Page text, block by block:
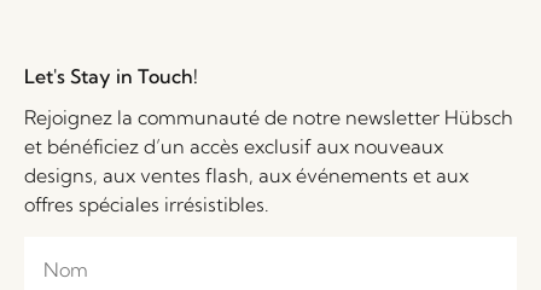
Let's Stay in Touch!
Rejoignez la communauté de notre newsletter Hübsch
et bénéficiez d’un accès exclusif aux nouveaux
designs, aux ventes flash, aux événements et aux
offres spéciales irrésistibles.